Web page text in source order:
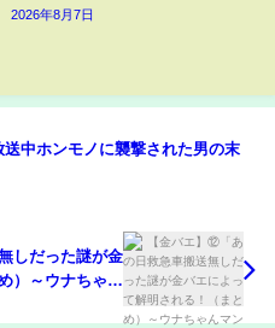
2026年8月7日
送中ホンモノに襲撃された男の末
しだった謎が金
）～ウナちゃん